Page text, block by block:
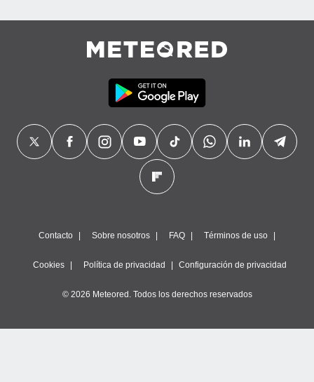
Contacto Sobre nosotros FAQ Términos de uso
Cookies Política de privacidad Configuración de privacidad
© 2026 Meteored. Todos los derechos reservados